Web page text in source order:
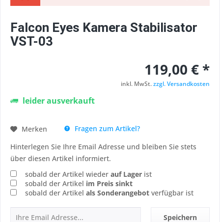
Falcon Eyes Kamera Stabilisator
VST-03
119,00 € *
inkl. MwSt.zzgl. Versandkosten
leider ausverkauft
Merken
Fragen zum Artikel?
Hinterlegen Sie Ihre Email Adresse und bleiben Sie stets
über diesen Artikel informiert.
sobald der Artikel wieder auf Lager ist
sobald der Artikel im Preis sinkt
sobald der Artikel als Sonderangebot verfügbar ist
Speichern